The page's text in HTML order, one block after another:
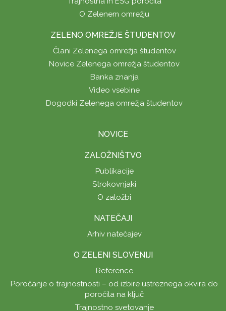
O Zelenem omrežju
ZELENO OMREŽJE ŠTUDENTOV
Člani Zelenega omrežja študentov
Novice Zelenega omrežja študentov
Banka znanja
Video vsebine
Dogodki Zelenega omrežja študentov
NOVICE
ZALOŽNIŠTVO
Publikacije
Strokovnjaki
O založbi
NATEČAJI
Arhiv natečajev
O ZELENI SLOVENIJI
Reference
Poročanje o trajnostnosti – od izbire ustreznega okvira do
poročila na ključ
Trajnostno svetovanje